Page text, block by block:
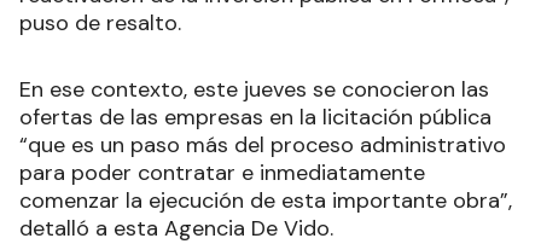
puso de resalto.
En ese contexto, este jueves se conocieron las
ofertas de las empresas en la licitación pública
“que es un paso más del proceso administrativo
para poder contratar e inmediatamente
comenzar la ejecución de esta importante obra”,
detalló a esta Agencia De Vido.